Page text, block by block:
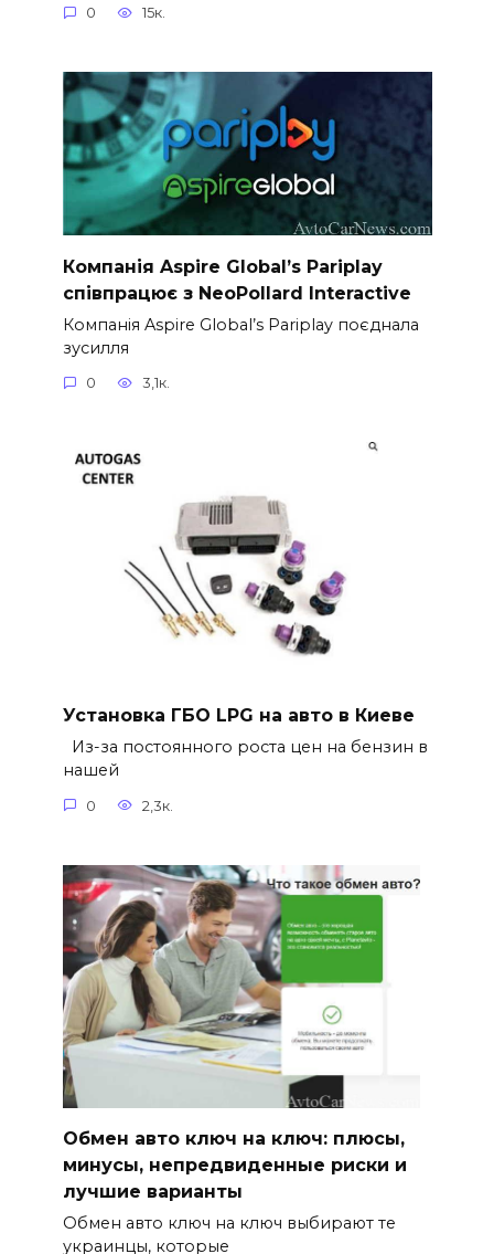
0 15к.
Компанія Aspire Global’s Pariplay
співпрацює з NeoPollard Interactive
Компанія Aspire Global’s Pariplay поєднала
зусилля
0 3,1к.
Установка ГБО LPG на авто в Киеве
Из-за постоянного роста цен на бензин в
нашей
0 2,3к.
Обмен авто ключ на ключ: плюсы,
минусы, непредвиденные риски и
лучшие варианты
Обмен авто ключ на ключ выбирают те
украинцы, которые